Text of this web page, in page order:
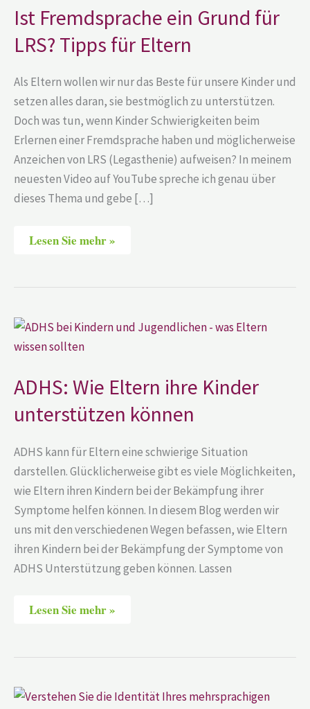
Ist Fremdsprache ein Grund für
LRS? Tipps für Eltern
Als Eltern wollen wir nur das Beste für unsere Kinder und
setzen alles daran, sie bestmöglich zu unterstützen.
Doch was tun, wenn Kinder Schwierigkeiten beim
Erlernen einer Fremdsprache haben und möglicherweise
Anzeichen von LRS (Legasthenie) aufweisen? In meinem
neuesten Video auf YouTube spreche ich genau über
dieses Thema und gebe […]
für
LRS?
Tipps
für
Lesen Sie mehr »
ADHS: Wie Eltern ihre Kinder
unterstützen können
ADHS kann für Eltern eine schwierige Situation
darstellen. Glücklicherweise gibt es viele Möglichkeiten,
wie Eltern ihren Kindern bei der Bekämpfung ihrer
Symptome helfen können. In diesem Blog werden wir
uns mit den verschiedenen Wegen befassen, wie Eltern
ihren Kindern bei der Bekämpfung der Symptome von
ADHS Unterstützung geben können. Lassen
ADHS:
Wie
Eltern
unterstützen
können
Lesen Sie mehr »
Verstehen
Sie